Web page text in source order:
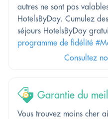
autres ne sont pas
HotelsByDay. Cumulez
séjours HotelsByDay
programme de fidélité
Consultez
Garantie du
Vous trouvez moins cher